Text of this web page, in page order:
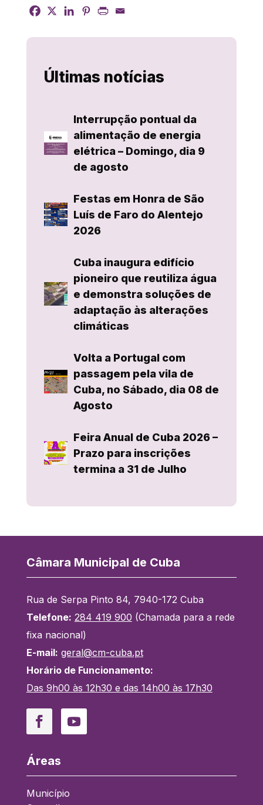
Últimas notícias
Interrupção pontual da
alimentação de energia
elétrica – Domingo, dia 9
de agosto
Festas em Honra de São
Luís de Faro do Alentejo
2026
Cuba inaugura edifício
pioneiro que reutiliza água
e demonstra soluções de
adaptação às alterações
climáticas
Volta a Portugal com
passagem pela vila de
Cuba, no Sábado, dia 08 de
Agosto
Feira Anual de Cuba 2026 –
Prazo para inscrições
termina a 31 de Julho
Câmara Municipal de Cuba
Rua de Serpa Pinto 84, 7940-172 Cuba
Telefone: 284 419 900 (Chamada para a rede
fixa nacional)
E-mail: geral@cm-cuba.pt
Horário de Funcionamento:
Das 9h00 às 12h30 e das 14h00 às 17h30
FacebookYouTube
Áreas
Município